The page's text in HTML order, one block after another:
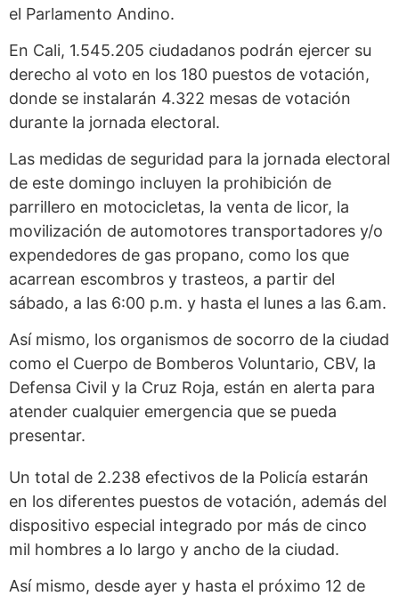
el Parlamento Andino.
En Cali, 1.545.205 ciudadanos podrán ejercer su
derecho al voto en los 180 puestos de votación,
donde se instalarán 4.322 mesas de votación
durante la jornada electoral.
Las medidas de seguridad para la jornada electoral
de este domingo incluyen la prohibición de
parrillero en motocicletas, la venta de licor, la
movilización de automotores transportadores y/o
expendedores de gas propano, como los que
acarrean escombros y trasteos, a partir del
sábado, a las 6:00 p.m. y hasta el lunes a las 6.am.
Así mismo, los organismos de socorro de la ciudad
como el Cuerpo de Bomberos Voluntario, CBV, la
Defensa Civil y la Cruz Roja, están en alerta para
atender cualquier emergencia que se pueda
presentar.
Un total de 2.238 efectivos de la Policía estarán
en los diferentes puestos de votación, además del
dispositivo especial integrado por más de cinco
mil hombres a lo largo y ancho de la ciudad.
Así mismo, desde ayer y hasta el próximo 12 de